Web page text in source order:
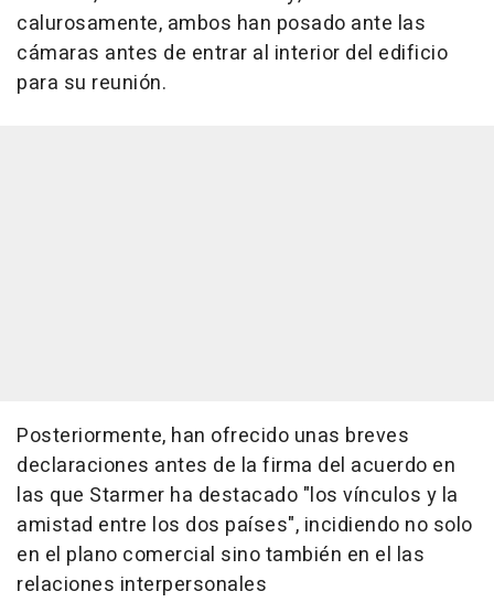
calurosamente, ambos han posado ante las
cámaras antes de entrar al interior del edificio
para su reunión.
Posteriormente, han ofrecido unas breves
declaraciones antes de la firma del acuerdo en
las que Starmer ha destacado "los vínculos y la
amistad entre los dos países", incidiendo no solo
en el plano comercial sino también en el las
relaciones interpersonales